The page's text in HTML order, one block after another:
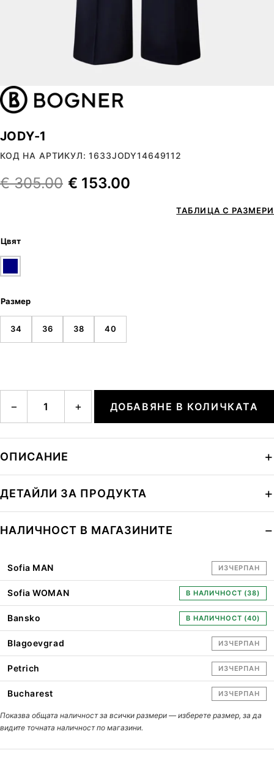
JODY-1
КОД НА АРТИКУЛ: 1633JODY14649112
€305.00 € 153.00
ТАБЛИЦА С РАЗМЕРИ
Цвят
Размер
34 36 38 40
− + ДОБАВЯНЕ В КОЛИЧКАТА
ОПИСАНИЕ
ДЕТАЙЛИ ЗА ПРОДУКТА
НАЛИЧНОСТ В МАГАЗИНИТЕ
Sofia MAN ИЗЧЕРПАН
Sofia WOMAN В НАЛИЧНОСТ (38)
Bansko В НАЛИЧНОСТ (40)
Blagoevgrad ИЗЧЕРПАН
Petrich ИЗЧЕРПАН
Bucharest ИЗЧЕРПАН
Показва общата наличност за всички размери — изберете размер, за да
видите точната наличност по магазини.